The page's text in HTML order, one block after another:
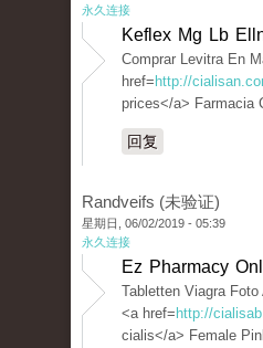
永久连接
Keflex Mg Lb
Comprar Levitra En
href= http://
prices</a> Farmacia
回复
Randveifs (未验证)
星期日, 06/02/2019 - 05:39
永久连接
Ez Pharmacy
Tabletten Viagra
<a href= http://
cialis</a> Female